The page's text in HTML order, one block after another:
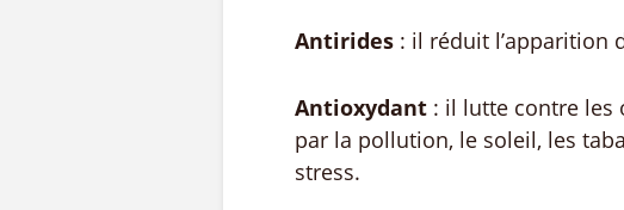
Antirides : il réduit l’apparition
Antioxydant : il lutte contre les
par la pollution, le soleil, les